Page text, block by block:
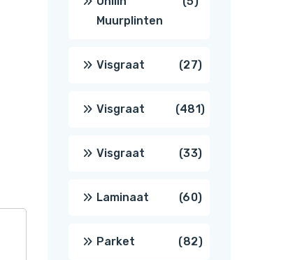
Muurplinten
Visgraat 2727
producten
Visgraat 481481
Visgraat 3333
producten
Laminaat 6060
producten
Parket 8282